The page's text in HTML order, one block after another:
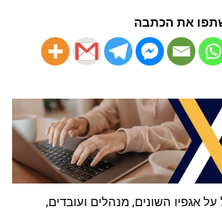
את הכתבה
על אגפיו השונים, מנהלים ועובדים,